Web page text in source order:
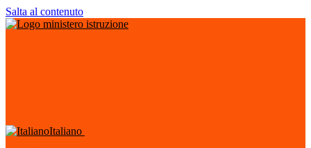
Salta al contenuto
Italiano